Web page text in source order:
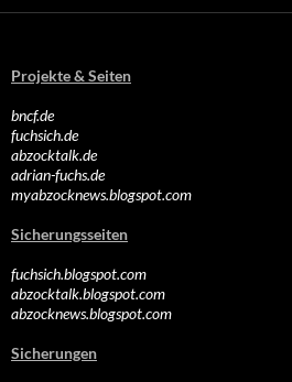
Projekte & Seiten
bncf.de
fuchsich.de
abzocktalk.de
adrian-fuchs.de
myabzocknews.blogspot.com
Sicherungsseiten
fuchsich.blogspot.com
abzocktalk.blogspot.com
abzocknews.blogspot.com
Sicherungen